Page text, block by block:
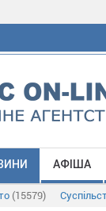
АФІША
(15579)